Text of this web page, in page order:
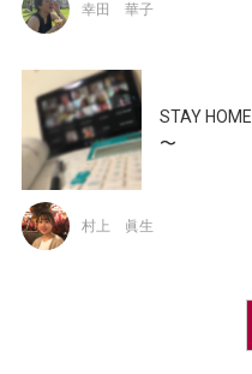
幸田 華子
STAY
〜
村上 眞生